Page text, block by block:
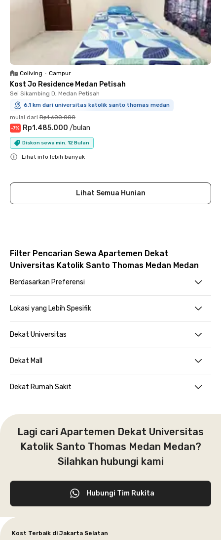
Coliving • Campur
Kost Jo Residence Medan Petisah
Sei Sikambing D, Medan Petisah
6.1 km dari universitas katolik santo thomas medan
mulai dari Rp1.600.000
-7% Rp1.485.000 /bulan
Diskon sewa min. 12 Bulan
Lihat info lebih banyak
Lihat Semua Hunian
Filter Pencarian Sewa Apartemen Dekat
Universitas Katolik Santo Thomas Medan Medan
Berdasarkan Preferensi
Lokasi yang Lebih Spesifik
Dekat Universitas
Dekat Mall
Dekat Rumah Sakit
Lagi cari Apartemen Dekat Universitas
Katolik Santo Thomas Medan Medan?
Silahkan hubungi kami
Hubungi Tim Rukita
Kost Terbaik di Jakarta Selatan